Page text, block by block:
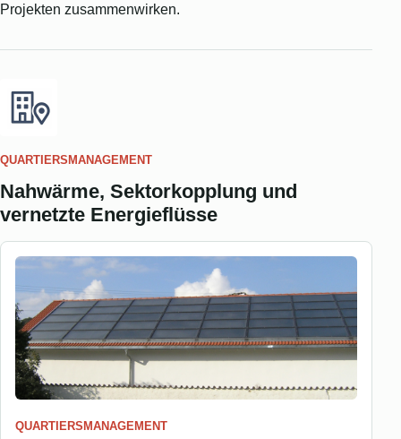
Projekten zusammenwirken.
QUARTIERSMANAGEMENT
Nahwärme, Sektorkopplung und
vernetzte Energieflüsse
QUARTIERSMANAGEMENT